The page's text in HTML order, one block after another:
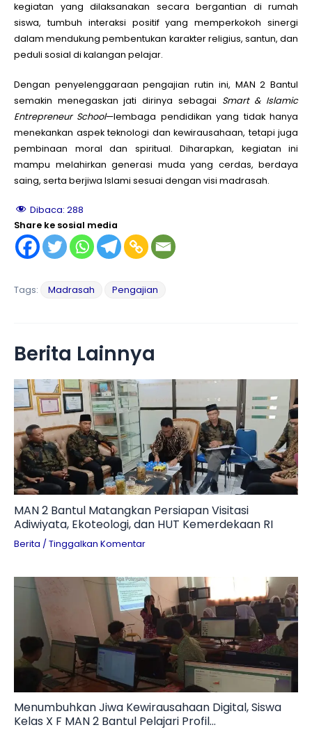
kegiatan yang dilaksanakan secara bergantian di rumah
siswa, tumbuh interaksi positif yang memperkokoh sinergi
dalam mendukung pembentukan karakter religius, santun, dan
peduli sosial di kalangan pelajar.
Dengan penyelenggaraan pengajian rutin ini, MAN 2 Bantul
semakin menegaskan jati dirinya sebagai Smart & Islamic
Entrepreneur School—lembaga pendidikan yang tidak hanya
menekankan aspek teknologi dan kewirausahaan, tetapi juga
pembinaan moral dan spiritual. Diharapkan, kegiatan ini
mampu melahirkan generasi muda yang cerdas, berdaya
saing, serta berjiwa Islami sesuai dengan visi madrasah.
Dibaca: 288
Share ke sosial media
Tags: Madrasah Pengajian
Berita Lainnya
MAN 2 Bantul Matangkan Persiapan Visitasi
Adiwiyata, Ekoteologi, dan HUT Kemerdekaan RI
Berita / Tinggalkan Komentar
Menumbuhkan Jiwa Kewirausahaan Digital, Siswa
Kelas X F MAN 2 Bantul Pelajari Profil